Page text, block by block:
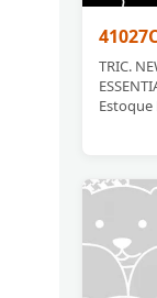
TRIC.
Estoque